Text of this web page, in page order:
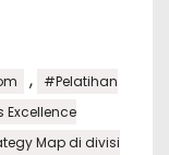
,
#Pelatihan
Map di divisi